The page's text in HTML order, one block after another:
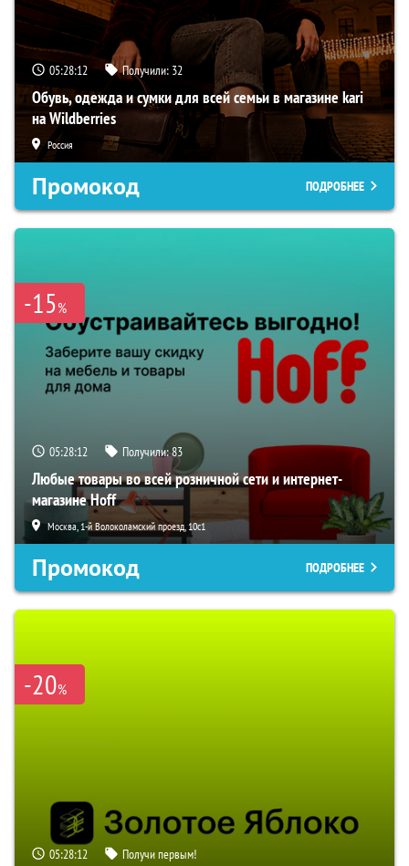
05:28:11 Получили: 32
Обувь, одежда и сумки для всей семьи в магазине kari
на Wildberries
Россия
Промокод ПОДРОБНЕЕ
-15%
05:28:11 Получили:83
Любые товары во всей розничной сети и интернет-
магазине Hoff
Москва, 1-й Волоколамский проезд, 10с1
Промокод ПОДРОБНЕЕ
-20%
05:28:11 Получи первым!